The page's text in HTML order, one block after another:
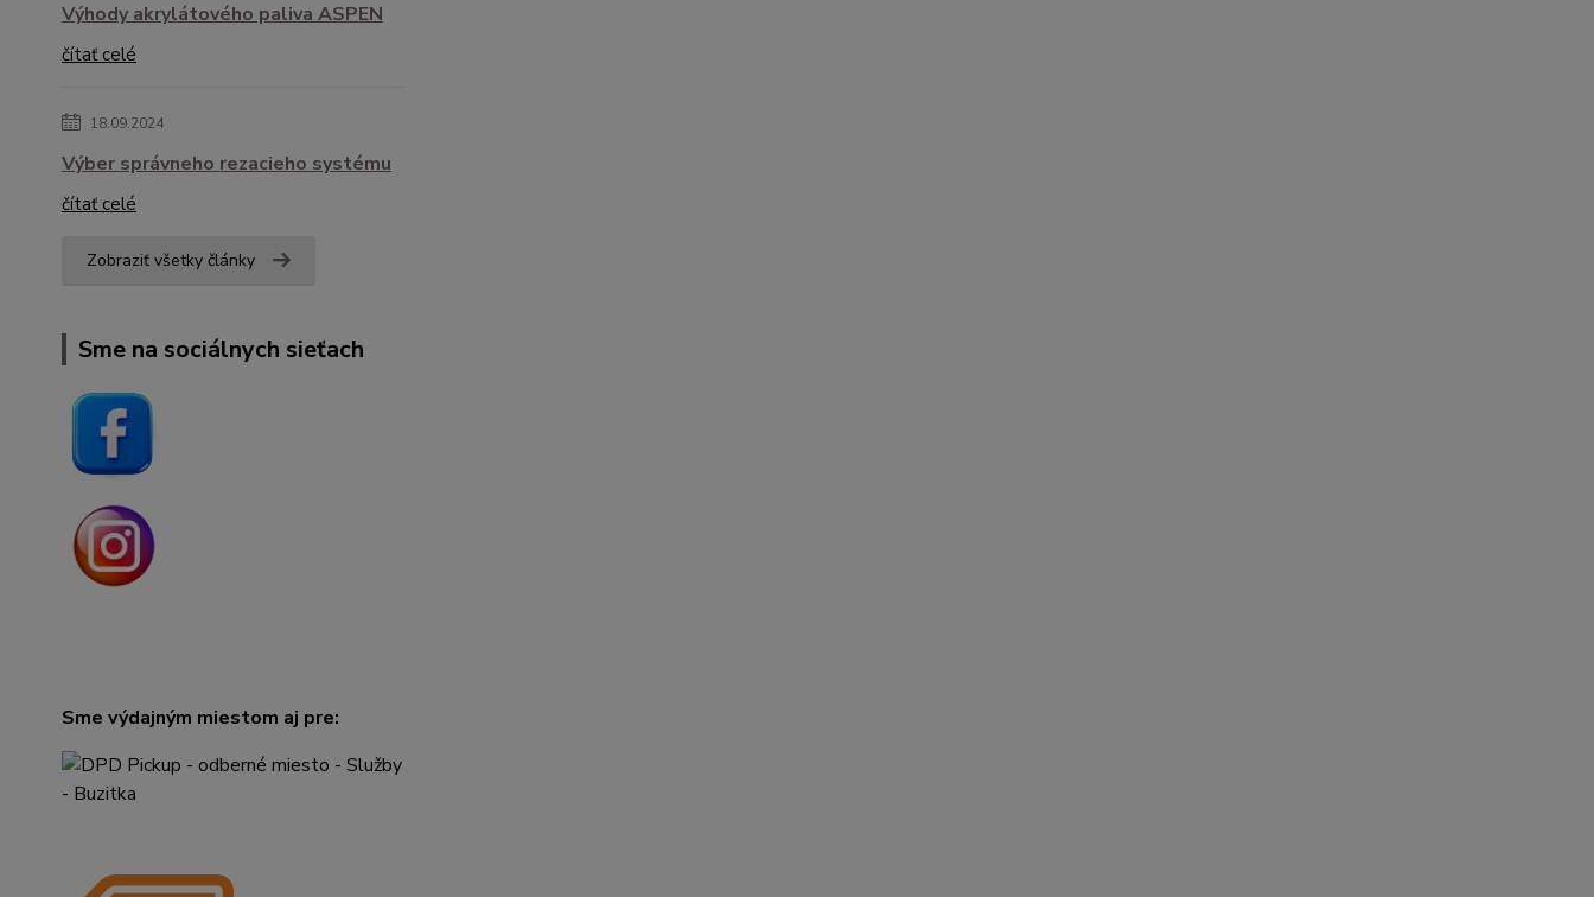
Výhody akrylátového paliva ASPEN
čítať celé
18.09.2024
Výber správneho rezacieho systému
čítať celé
Zobraziť všetky články
Sme na sociálnych sieťach
Sme výdajným miestom aj pre: